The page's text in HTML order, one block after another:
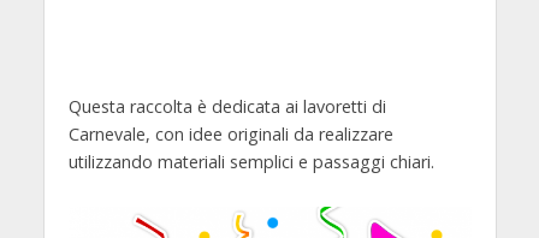
Questa raccolta è dedicata ai lavoretti di
Carnevale, con idee originali da realizzare
utilizzando materiali semplici e passaggi chiari.